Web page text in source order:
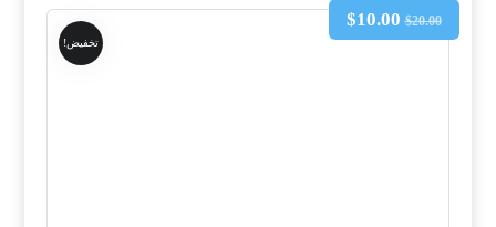
تخفيض!
$20.00
$10.00